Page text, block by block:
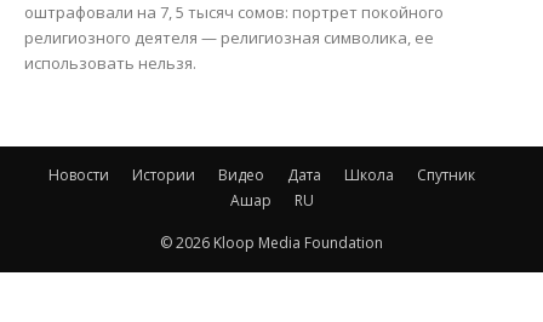
оштрафовали на 7, 5 тысяч сомов: портрет покойного
религиозного деятеля — религиозная символика, ее
использовать нельзя.
Новости Истории Видео Дата Школа
Спутник
Ашар
RU
© 2026 Kloop Media Foundation